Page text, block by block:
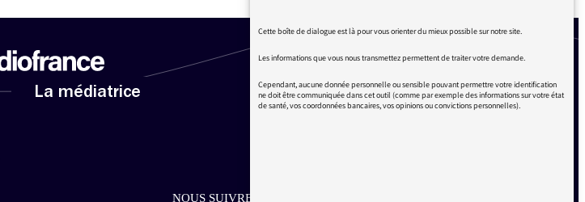
La médiatrice
NOUS SUIVRE SUR LES RÉSEAUX
Cette boîte de dialogue est là pour vous orienter du mieux possible sur notre site.
Les informations que vous nous transmettez permettent de traiter votre demande.
Cependant, aucune donnée personnelle ou sensible pouvant permettre votre identification
ne doit être communiquée dans cet outil (comme par exemple des informations sur votre état
de santé, vos coordonnées bancaires, vos opinions ou convictions personnelles).